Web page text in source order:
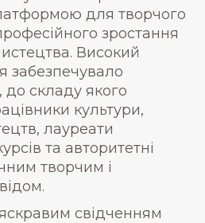
для творчого
зростання
Високий
забезпечувало
до складу якого
культури,
лауреати
та авторитетні
творчим і
свідченням